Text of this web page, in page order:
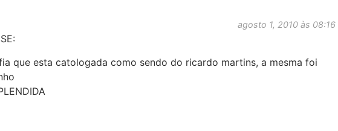
agosto 1, 2010 às 08:16
que esta catologada como sendo do ricardo martins, a mesma foi